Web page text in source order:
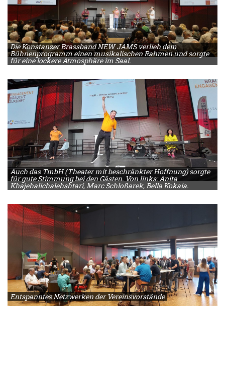
Die Konstanzer Brassband NEW JAMS verlieh dem
Bühnenprogramm einen musikalischen Rahmen und sorgte
für eine lockere Atmosphäre im Saal.
Auch das TmbH (Theater mit beschränkter Hoffnung) sorgte
für gute Stimmung bei den Gästen. Von links: Anita
Khajehalichalehshtari, Marc Schloßarek, Bella Kokaia.
Entspanntes Netzwerken der Vereinsvorstände